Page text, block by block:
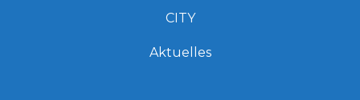
CITY
Aktuelles